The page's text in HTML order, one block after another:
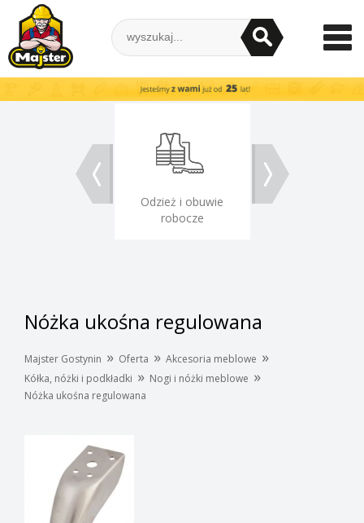
Odzież i obuwie
robocze
Akcesoria
Nóżka ukośna regulowana
Majster Gostynin » Oferta » Akcesoria meblowe »
Kółka, nóżki i podkładki » Nogi i nóżki meblowe »
Nóżka ukośna regulowana